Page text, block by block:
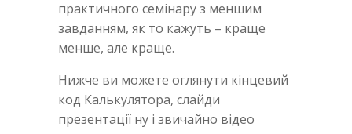
практичного семінару з меншим
завданням, як то кажуть – краще
менше, але краще.
Нижче ви можете оглянути кінцевий
код Калькулятора, слайди
презентації ну і звичайно відео